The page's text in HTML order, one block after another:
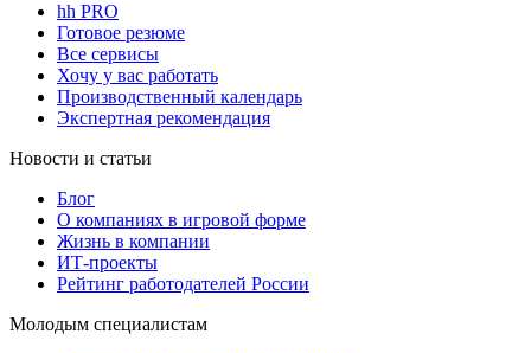
hh PRO
Готовое резюме
Все сервисы
Хочу у вас работать
Производственный календарь
Экспертная рекомендация
Новости и статьи
Блог
О компаниях в игровой форме
Жизнь в компании
ИТ-проекты
Рейтинг работодателей России
Молодым специалистам